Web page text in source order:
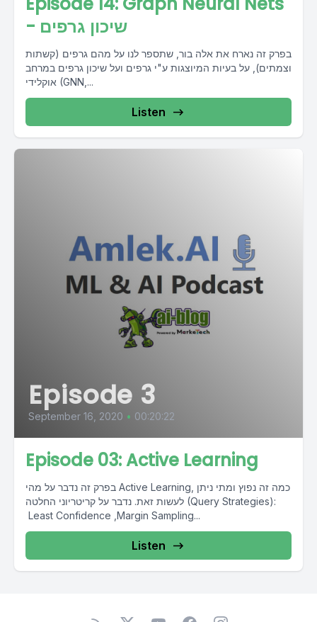
- שיכון גרפים
בפרק זה נארח את אלה בור, שתספר לנו על מהם גרפים (קשתות
וצמתים), על בעיות המיוצגות ע"י גרפים ועל שיכון גרפים במרחב
אוקלידי (GNN,...
Listen
Episode 3
September 16, 2020 • 00:20:22
Episode 03: Active Learning
בפרק זה נדבר על מהי Active Learning, כמה זה נפוץ ומתי ניתן
לעשות זאת. נדבר על קריטריוני החלטה (Query Strategies):
Least Confidence ,Margin Sampling...
Listen